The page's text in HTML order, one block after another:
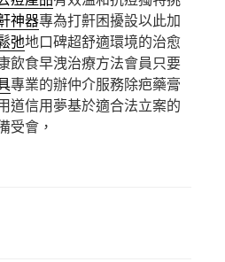
神器專為打鼾困擾設以此加
弛地口碑超舒適環境的治愈
飲食早洩治療方法會員只要
專業的辦仲介服務除疤藥膏
道信用夢基於適合法立案的
受會，